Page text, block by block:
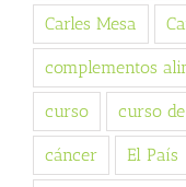
Carles Mesa
complementos
curso curso
cáncer El País